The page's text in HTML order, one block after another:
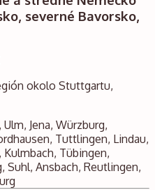
severné Bavorsko,
okolo Stuttgartu,
Jena, Würzburg,
Tuttlingen, Lindau,
Kulmbach, Tübingen,
Suhl, Ansbach, Reutlingen,